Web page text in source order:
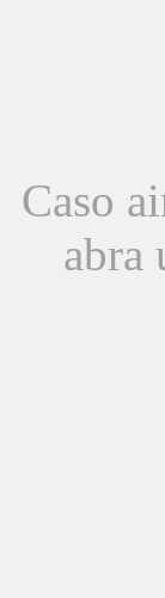
Caso
abra